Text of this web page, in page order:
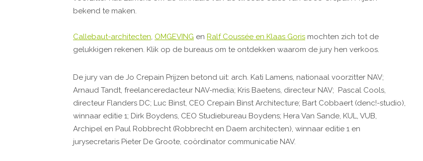
bekend te maken.
Callebaut-architecten, OMGEVING en Ralf Coussée en Klaas Goris mochten zich tot de
gelukkigen rekenen. Klik op de bureaus om te ontdekken waarom de jury hen verkoos.
De jury van de Jo Crepain Prijzen betond uit: arch. Kati Lamens, nationaal voorzitter NAV;
Arnaud Tandt, freelanceredacteur NAV-media; Kris Baetens, directeur NAV; Pascal Cools,
directeur Flanders DC; Luc Binst, CEO Crepain Binst Architecture; Bart Cobbaert (denc!-studio),
winnaar editie 1; Dirk Boydens, CEO Studiebureau Boydens; Hera Van Sande, KUL, VUB,
Archipel en Paul Robbrecht (Robbrecht en Daem architecten), winnaar editie 1 en
jurysecretaris Pieter De Groote, coördinator communicatie NAV.